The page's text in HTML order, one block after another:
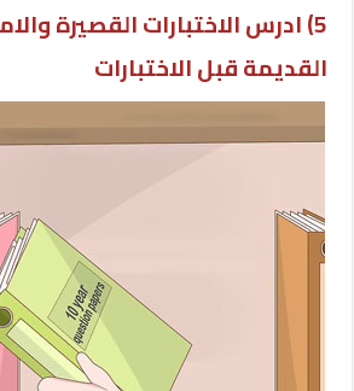
5) ادرس الاختبارات القصيرة
القديمة قبل الاختبارات